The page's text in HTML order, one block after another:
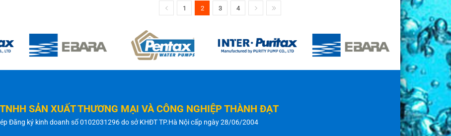
1 2 3 4
SẢN XUẤT THƯƠNG MẠI VÀ CÔNG NGHIỆP THÀNH ĐẠT
Đăng ký kinh doanh số 0102031296 do sở KHĐT TP.Hà Nội cấp ngày 28/06/2004